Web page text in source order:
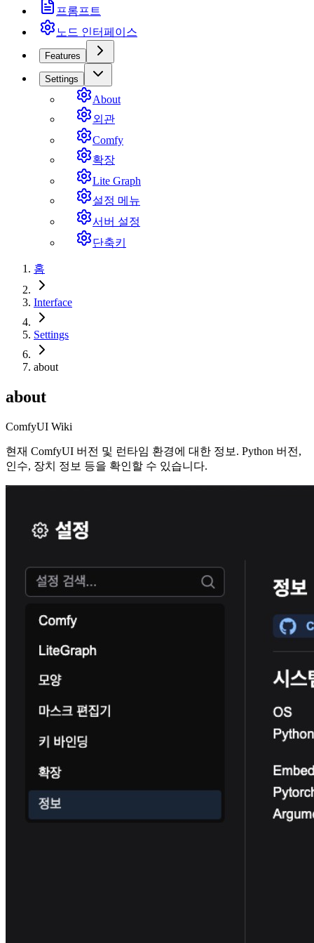
프롬프트
노드 인터페이스
Features
Settings
About
외관
Comfy
확장
Lite Graph
설정 메뉴
서버 설정
단축키
홈
Interface
Settings
about
about
ComfyUI Wiki
현재 ComfyUI 버전 및 런타임 환경에 대한 정보. Python 버전,
인수, 장치 정보 등을 확인할 수 있습니다.